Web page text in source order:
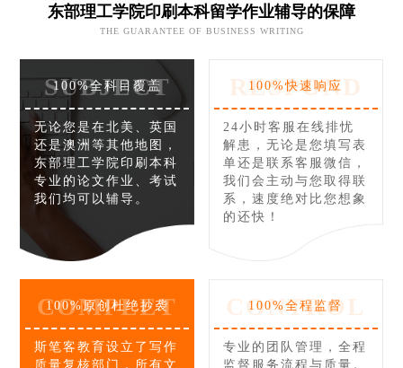
东部理工学院印刷本科留学作业辅导的保障
THE GUARANTEE OF BUSINESS WRITING
SUBJECT
100%全科目覆盖
无论您是在北美、英国
还是澳洲等其他地图，
东部理工学院印刷本科
专业的论文作业、考试
我们均可以辅导。
RESPOND
100%快速响应
24小时客服在线排忧
解患，无论是您填写表
单还是联系客服微信，
我们会主动与您取得联
系，速度绝对比您想象
的还快！
COMPLET
100%原创杜绝抄袭
斯笔客教育设立了写作
质量复核部门，所有文
CONTROL
100%全程监督
专业的团队管理，全程
监督服务流程与质量。